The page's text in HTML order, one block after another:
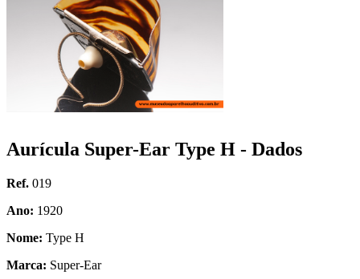
Aurícula Super-Ear Type H - Dados
Ref. 019
Ano: 1920
Nome: Type H
Marca: Super-Ear